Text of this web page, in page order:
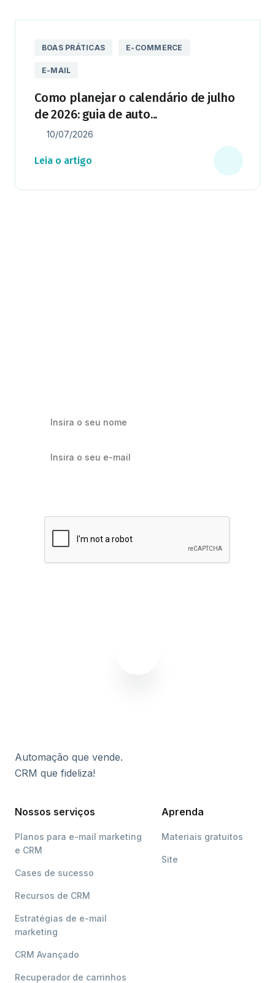
BOAS PRÁTICAS E-COMMERCE
E-MAIL
Como planejar o calendário de julho
de 2026: guia de auto...
10/07/2026
Leia o artigo
Automação que vende.
CRM que fideliza!
Nossos serviços
Planos para e-mail marketing
e CRM
Cases de sucesso
Recursos de CRM
Estratégias de e-mail
marketing
CRM Avançado
Recuperador de carrinhos
Aprenda
Materiais gratuitos
Site